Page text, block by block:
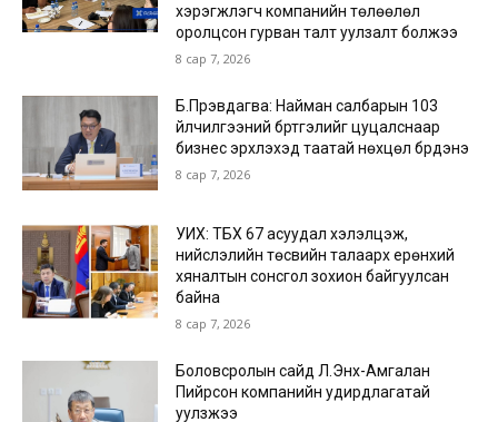
хэрэгжүүлэгч компанийн төлөөлөл
оролцсон гурван талт уулзалт болжээ
8 сар 7, 2026
Б.Пүрэвдагва: Найман салбарын 103
үйлчилгээний бүртгэлийг цуцалснаар
бизнес эрхлэхэд таатай нөхцөл бүрдэнэ
8 сар 7, 2026
УИХ: ТБХ 67 асуудал хэлэлцэж,
нийслэлийн төсвийн талаарх ерөнхий
хяналтын сонсгол зохион байгуулсан
байна
8 сар 7, 2026
Боловсролын сайд Л.Энх-Амгалан
Пийрсон компанийн удирдлагатай
уулзжээ